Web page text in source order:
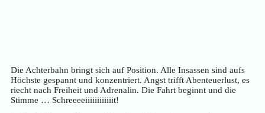
Die Achterbahn bringt sich auf Position. Alle Insassen sind aufs
Höchste gespannt und konzentriert. Angst trifft Abenteuerlust, es
riecht nach Freiheit und Adrenalin. Die Fahrt beginnt und die
Stimme … Schreeeeiiiiiiiiiiiit!